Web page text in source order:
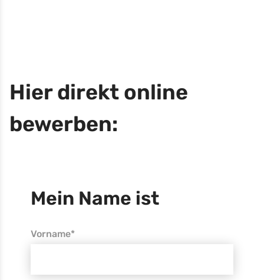
Hier direkt online
bewerben:
Mein Name ist
Vorname*